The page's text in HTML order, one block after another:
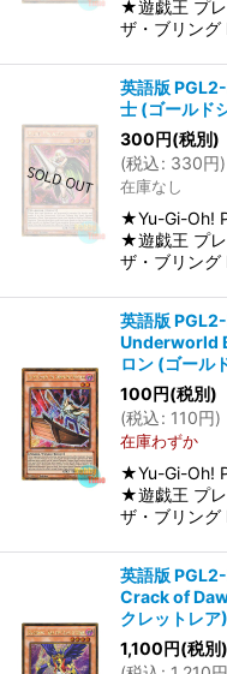
★遊戯王 プレ
ザ・ブリン
英語版
士 (ゴールド
300円(税別)
(税込: 330円)
在庫なし
★Yu-Gi-Oh!
★遊戯王 プレ
ザ・ブリン
英語版
Underworld
ロン (ゴール
100円(税別)
(税込: 110円)
在庫わずか
★Yu-Gi-Oh!
★遊戯王 プレ
ザ・ブリン
英語版
Crack of
クレットレ
1,100円(税別)